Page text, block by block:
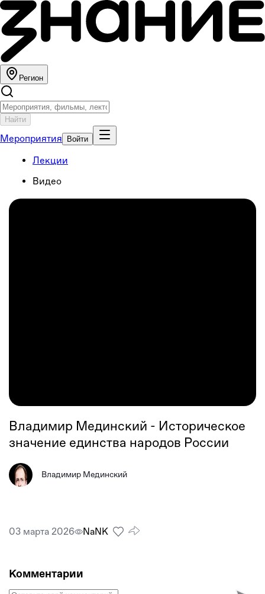
Регион
Найти
Мероприятия Войти
Лекции
Видео
Владимир Мединский - Историческое
значение единства народов России
Владимир Мединский
03 марта 2026 NaNК
Комментарии